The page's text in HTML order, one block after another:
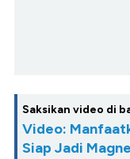
Saksikan video di
Video:
Siap Jadi